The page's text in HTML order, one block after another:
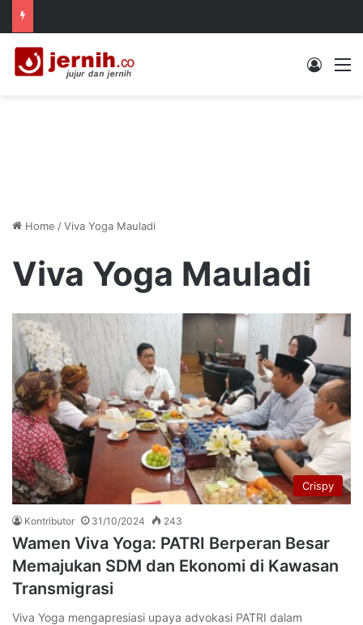
Log In
Home /Viva Yoga Mauladi
Viva Yoga Mauladi
Crispy
Kontributor 31/10/2024 243
Wamen Viva Yoga: PATRI Berperan Besar
Memajukan SDM dan Ekonomi di Kawasan
Transmigrasi
Viva Yoga mengapresiasi upaya advokasi PATRI dalam